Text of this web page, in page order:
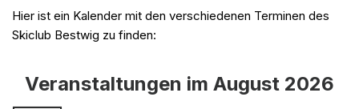
Hier ist ein Kalender mit den verschiedenen Terminen des
Skiclub Bestwig zu finden:
Veranstaltungen im August 2026